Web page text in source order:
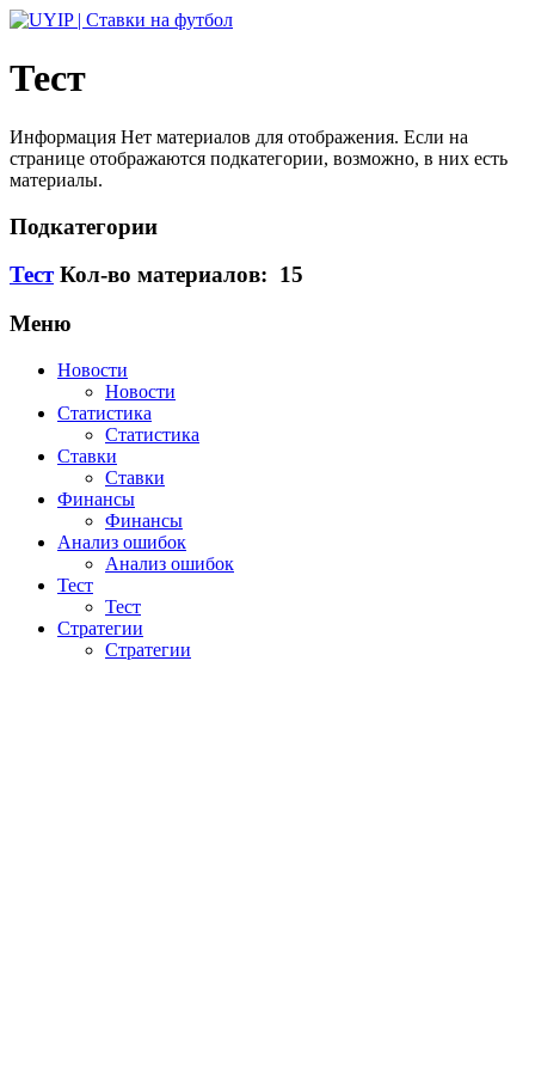
Тест
Информация Нет материалов для отображения. Если на
странице отображаются подкатегории, возможно, в них есть
материалы.
Подкатегории
Тест Кол-во материалов: 15
Меню
Новости
Новости
Статистика
Статистика
Ставки
Ставки
Финансы
Финансы
Анализ ошибок
Анализ ошибок
Тест
Тест
Стратегии
Стратегии